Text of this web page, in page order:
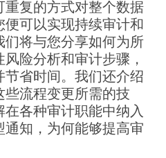
复的方式对整个数据
可以实现持续审计和
将与您分享如何为所
险分析和审计步骤，
省时间。我们还介绍
流程变更所需的技
各种审计职能中纳入
知，为何能够提高审